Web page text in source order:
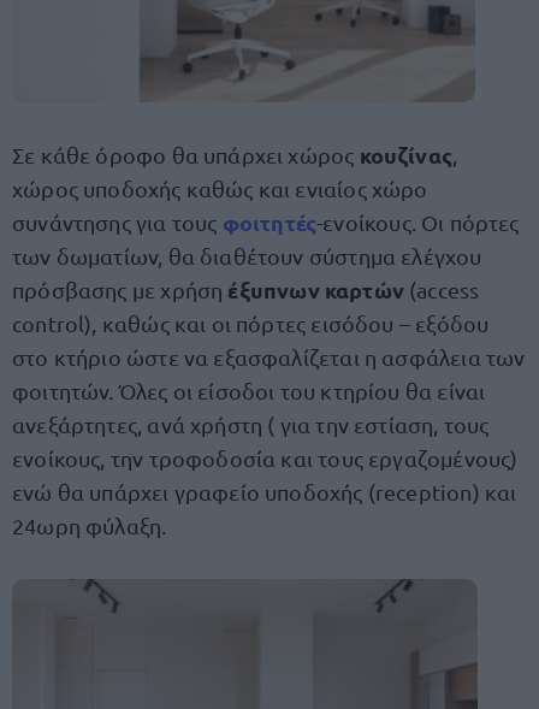
Σε κάθε όροφο θα υπάρχει χώρος κουζίνας
χώρος υποδοχής καθώς και ενιαίος χώρο
συνάντησης για τους φοιτητές-ενοίκους. Οι πόρτες
των δωματίων, θα διαθέτουν σύστημα ελέγχου
πρόσβασης με χρήση έξυπνων καρτών(access
control), καθώς και οι πόρτες εισόδου – εξόδου
στο κτήριο ώστε να εξασφαλίζεται η ασφάλεια των
φοιτητών. Όλες οι είσοδοι του κτηρίου θα είναι
ανεξάρτητες, ανά χρήστη ( για την εστίαση, τους
ενοίκους, την τροφοδοσία και τους εργαζομένους)
ενώ θα υπάρχει γραφείο υποδοχής (reception) και
24ωρη φύλαξη.